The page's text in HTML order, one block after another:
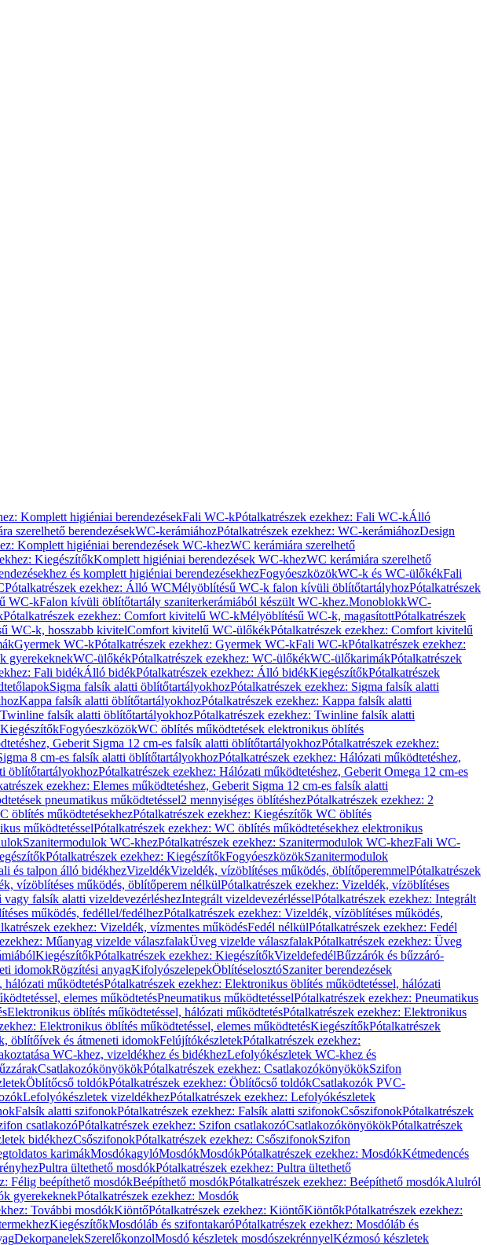
Komplett higiéniai berendezésekFali WC-kPótalkatrészek ezekhez: Fali WC-kÁlló
szerelhető berendezésekWC-kerámiáhozPótalkatrészek ezekhez: WC-kerámiáhozDesign
Komplett higiéniai berendezések WC-khezWC kerámiára szerelhető
KiegészítőkKomplett higiéniai berendezések WC-khezWC kerámiára szerelhető
és komplett higiéniai berendezésekhezFogyóeszközökWC-k és WC-ülőkékFali
Pótalkatrészek ezekhez: Álló WCMélyöblítésű WC-k falon kívüli öblítőtartályhozPótalkatrészek
WC-kFalon kívüli öblítőtartály szaniterkerámiából készült WC-khez.MonoblokkWC-
Pótalkatrészek ezekhez: Comfort kivitelű WC-kMélyöblítésű WC-k, magasítottPótalkatrészek
WC-k, hosszabb kivitelComfort kivitelű WC-ülőkékPótalkatrészek ezekhez: Comfort kivitelű
Gyermek WC-kPótalkatrészek ezekhez: Gyermek WC-kFali WC-kPótalkatrészek ezekhez:
gyerekeknekWC-ülőkékPótalkatrészek ezekhez: WC-ülőkékWC-ülőkarimákPótalkatrészek
Fali bidékÁlló bidékPótalkatrészek ezekhez: Álló bidékKiegészítőkPótalkatrészek
Sigma falsík alatti öblítőtartályokhozPótalkatrészek ezekhez: Sigma falsík alatti
Kappa falsík alatti öblítőtartályokhozPótalkatrészek ezekhez: Kappa falsík alatti
Twinline falsík alatti öblítőtartályokhozPótalkatrészek ezekhez: Twinline falsík alatti
KiegészítőkFogyóeszközökWC öblítés működtetések elektronikus öblítés
Geberit Sigma 12 cm-es falsík alatti öblítőtartályokhozPótalkatrészek ezekhez:
8 cm-es falsík alatti öblítőtartályokhozPótalkatrészek ezekhez: Hálózati működtetéshez,
öblítőtartályokhozPótalkatrészek ezekhez: Hálózati működtetéshez, Geberit Omega 12 cm-es
ezekhez: Elemes működtetéshez, Geberit Sigma 12 cm-es falsík alatti
pneumatikus működtetéssel2 mennyiséges öblítéshezPótalkatrészek ezekhez: 2
öblítés működtetésekhezPótalkatrészek ezekhez: Kiegészítők WC öblítés
működtetésselPótalkatrészek ezekhez: WC öblítés működtetésekhez elektronikus
Szanitermodulok WC-khezPótalkatrészek ezekhez: Szanitermodulok WC-khezFali WC-
Pótalkatrészek ezekhez: KiegészítőkFogyóeszközökSzanitermodulok
és talpon álló bidékhezVizeldékVizeldék, vízöblítéses működés, öblítőperemmelPótalkatrészek
vízöblítéses működés, öblítőperem nélkülPótalkatrészek ezekhez: Vizeldék, vízöblítéses
falsík alatti vizeldevezérléshezIntegrált vizeldevezérlésselPótalkatrészek ezekhez: Integrált
működés, fedéllel/fedélhezPótalkatrészek ezekhez: Vizeldék, vízöblítéses működés,
ezekhez: Vizeldék, vízmentes működésFedél nélkülPótalkatrészek ezekhez: Fedél
Műanyag vizelde válaszfalakÜveg vizelde válaszfalakPótalkatrészek ezekhez: Üveg
KiegészítőkPótalkatrészek ezekhez: KiegészítőkVizeldefedélBűzzárók és bűzzáró-
idomokRögzítési anyagKifolyószelepekÖblítéselosztóSzaniter berendezések
hálózati működtetésPótalkatrészek ezekhez: Elektronikus öblítés működtetéssel, hálózati
elemes működtetésPneumatikus működtetésselPótalkatrészek ezekhez: Pneumatikus
Elektronikus öblítés működtetéssel, hálózati működtetésPótalkatrészek ezekhez: Elektronikus
Elektronikus öblítés működtetéssel, elemes működtetésKiegészítőkPótalkatrészek
öblítőívek és átmeneti idomokFelújítókészletekPótalkatrészek ezekhez:
WC-khez, vizeldékhez és bidékhezLefolyókészletek WC-khez és
CsatlakozókönyökökPótalkatrészek ezekhez: CsatlakozókönyökökSzifon
Öblítőcső toldókPótalkatrészek ezekhez: Öblítőcső toldókCsatlakozók PVC-
Lefolyókészletek vizeldékhezPótalkatrészek ezekhez: Lefolyókészletek
Falsík alatti szifonokPótalkatrészek ezekhez: Falsík alatti szifonokCsőszifonokPótalkatrészek
csatlakozóPótalkatrészek ezekhez: Szifon csatlakozóCsatlakozókönyökökPótalkatrészek
bidékhezCsőszifonokPótalkatrészek ezekhez: CsőszifonokSzifon
karimákMosdókagylóMosdókMosdókPótalkatrészek ezekhez: MosdókKétmedencés
Pultra ültethető mosdókPótalkatrészek ezekhez: Pultra ültethető
Félig beépíthető mosdókBeépíthető mosdókPótalkatrészek ezekhez: Beépíthető mosdókAlulról
gyerekeknekPótalkatrészek ezekhez: Mosdók
További mosdókKiöntőPótalkatrészek ezekhez: KiöntőKiöntőkPótalkatrészek ezekhez:
KiegészítőkMosdóláb és szifontakaróPótalkatrészek ezekhez: Mosdóláb és
DekorpanelekSzerelőkonzolMosdó készletek mosdószekrénnyelKézmosó készletek